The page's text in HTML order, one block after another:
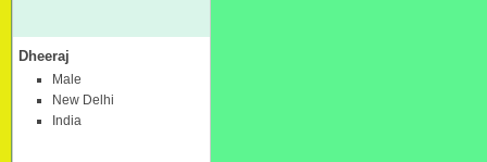
Dheeraj
Male
New Delhi
India